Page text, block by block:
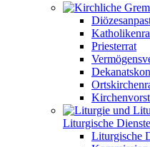
Priesterrat
Liturgische Dienste
Liturgische